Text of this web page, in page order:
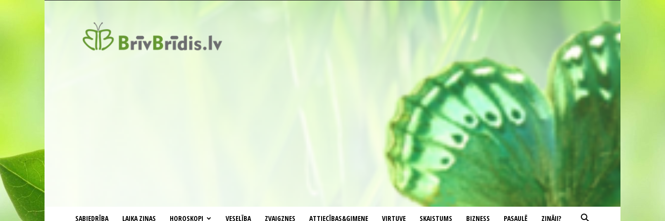
SABIEDRĪBA LAIKA ZIŅAS HOROSKOPI VESELĪBA ZVAIGZNES ATTIECĪBAS&ĢIMENE VIRTUVE SKAISTUMS BIZNESS PASAULĒ ZINĀJI?